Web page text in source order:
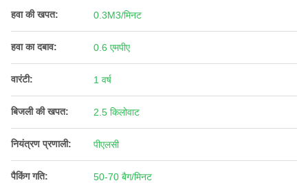
हवा की खपत: 0.3M3/मिनट
हवा का दबाव: 0.6 एमपीए
वारंटी: 1 वर्ष
बिजली की खपत: 2.5 किलोवाट
नियंत्रण प्रणाली: पीएलसी
पैकिंग गति: 50-70 बैग/मिनट